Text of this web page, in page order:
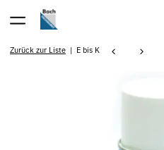
Zurück zur Liste E bis K